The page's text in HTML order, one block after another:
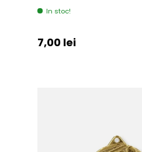
In stoc!
Pret initial
7,00 lei